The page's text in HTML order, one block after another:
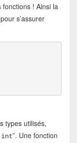
! Ainsi la
s’assurer
types utilisés,
int”. Une fonction